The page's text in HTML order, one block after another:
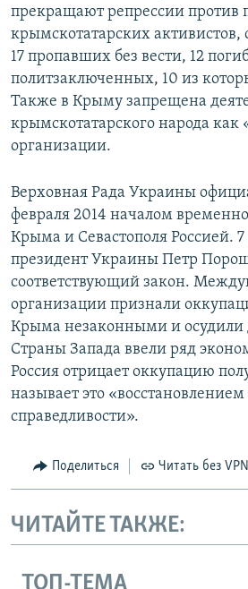
прекращают репрессии против
крымскотатарских активистов,
17 пропавших без вести, 12
политзаключенных, 10 из
Также в Крыму запрещена
крымскотатарского народа как
организации.
Верховная Рада Украины
февраля 2014 началом
Крыма и Севастополя Россией. 7
президент Украины Петр
соответствующий закон.
организации признали
Крыма незаконными и осудили
Страны Запада ввели ряд
Россия отрицает оккупацию
называет это
справедливости».
Поделиться Читать без VPN
ЧИТАЙТЕ ТАКЖЕ: